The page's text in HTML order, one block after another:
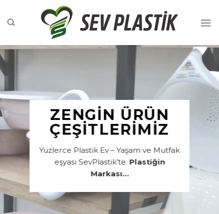
atla
ZENGIN ÜRÜN
ÇEŞITLERIMIZ
Yüzlerce Plastik Ev – Yaşam ve Mutfak
eşyası SevPlastik’te. Plastiğin
Markası…